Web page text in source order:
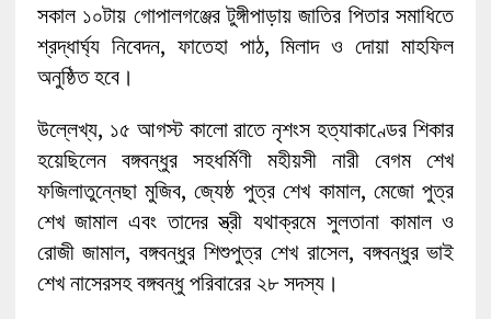
সকাল ১০টায় গোপালগঞ্জের টুঙ্গীপাড়ায় জাতির পিতার সমাধিতে
শ্রদ্ধার্ঘ্য নিবেদন, ফাতেহা পাঠ, মিলাদ ও দোয়া মাহফিল
অনুষ্ঠিত হবে।
উল্লেখ্য, ১৫ আগস্ট কালো রাতে নৃশংস হত্যাকাণ্ডের শিকার
হয়েছিলেন বঙ্গবন্ধুর সহধর্মিণী মহীয়সী নারী বেগম শেখ
ফজিলাতুন্নেছা মুজিব, জ্যেষ্ঠ পুত্র শেখ কামাল, মেজো পুত্র
শেখ জামাল এবং তাদের স্ত্রী যথাক্রমে সুলতানা কামাল ও
রোজী জামাল, বঙ্গবন্ধুর শিশুপুত্র শেখ রাসেল, বঙ্গবন্ধুর ভাই
শেখ নাসেরসহ বঙ্গবন্ধু পরিবারের ২৮ সদস্য।